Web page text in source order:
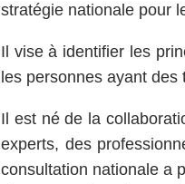
stratégie nationale pour
Il vise à identifier les
les personnes ayant
Il est né de la
experts, des
consultation nationale a